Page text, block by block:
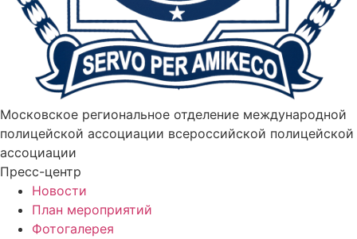
Московское региональное отделение международной
полицейской ассоциации всероссийской полицейской
ассоциации
Пресс-центр
Новости
План мероприятий
Фотогалерея